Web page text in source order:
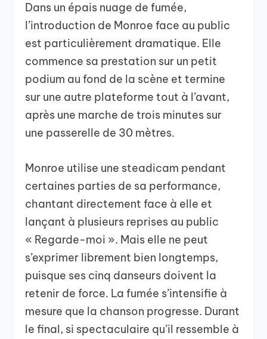
Dans un épais nuage de fumée,
l’introduction de Monroe face au public
est particulièrement dramatique. Elle
commence sa prestation sur un petit
podium au fond de la scène et termine
sur une autre plateforme tout à l’avant,
après une marche de trois minutes sur
une passerelle de 30 mètres.
Monroe utilise une steadicam pendant
certaines parties de sa performance,
chantant directement face à elle et
lançant à plusieurs reprises au public
« Regarde-moi ». Mais elle ne peut
s’exprimer librement bien longtemps,
puisque ses cinq danseurs doivent la
retenir de force. La fumée s’intensifie à
mesure que la chanson progresse. Durant
le final, si spectaculaire qu’il ressemble à